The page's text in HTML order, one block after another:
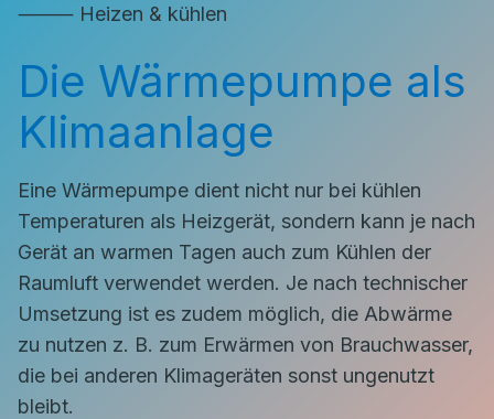
⸻ Heizen & kühlen
Die Wärmepumpe als
Klimaanlage
Eine Wärmepumpe dient nicht nur bei kühlen
Temperaturen als Heizgerät, sondern kann je nach
Gerät an warmen Tagen auch zum Kühlen der
Raumluft verwendet werden. Je nach technischer
Umsetzung ist es zudem möglich, die Abwärme
zu nutzen z. B. zum Erwärmen von Brauchwasser,
die bei anderen Klimageräten sonst ungenutzt
bleibt.